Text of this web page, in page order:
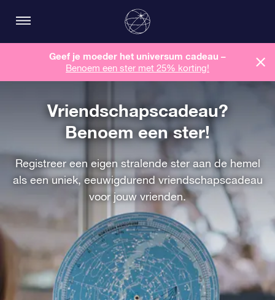
Geef je moeder het universum cadeau –
Benoem een ​​ster met 25% korting!
Vriendschapscadeau?
Benoem een ster!
Registreer een eigen stralende ster aan de hemel
als een uniek, eeuwigdurend vriendschapscadeau
voor jouw vrienden.